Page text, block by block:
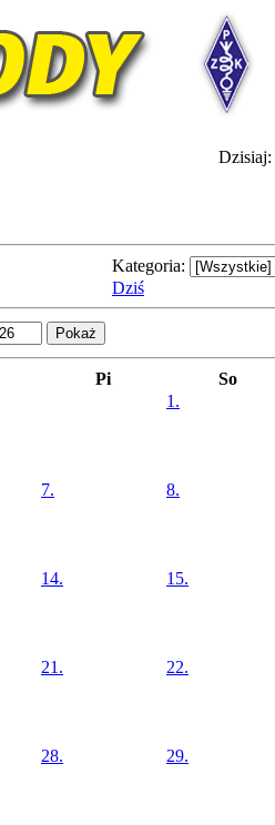
Dzisiaj:
Kategoria:
Dziś
Pi So
1.
7. 8.
14. 15.
21. 22.
28. 29.